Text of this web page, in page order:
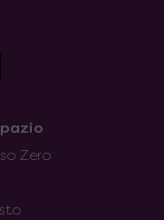
Zero